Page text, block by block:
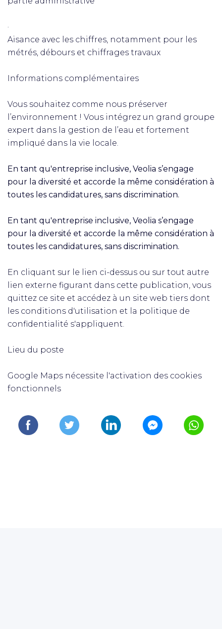
·
Aisance avec les chiffres, notamment pour les
métrés, débours et chiffrages travaux
Informations complémentaires
Vous souhaitez comme nous préserver
l’environnement ! Vous intégrez un grand groupe
expert dans la gestion de l’eau et fortement
impliqué dans la vie locale.
En tant qu'entreprise inclusive, Veolia s’engage
pour la diversité et accorde la même considération à
toutes les candidatures, sans discrimination.
En tant qu'entreprise inclusive, Veolia s’engage
pour la diversité et accorde la même considération à
toutes les candidatures, sans discrimination.
En cliquant sur le lien ci-dessus ou sur tout autre
lien externe figurant dans cette publication, vous
quittez ce site et accédez à un site web tiers dont
les conditions d'utilisation et la politique de
confidentialité s'appliquent.
Lieu du poste
Google Maps nécessite l'activation des cookies
fonctionnels